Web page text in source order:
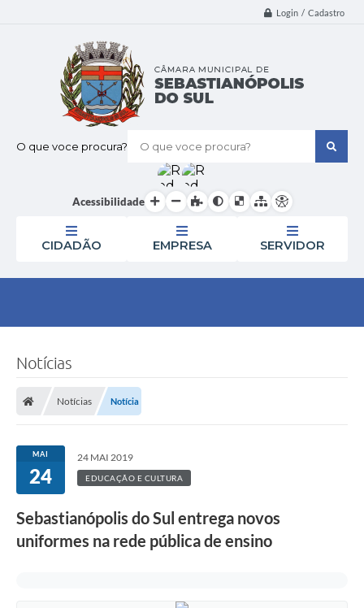
Login / Cadastro
O que voce procura?
Acessibilidade
CIDADÃO EMPRESA SERVIDOR
Notícias
Notícias Notícia
MAI
24
24 MAI 2019
EDUCAÇÃO E CULTURA
Sebastianópolis do Sul entrega novos
uniformes na rede pública de ensino